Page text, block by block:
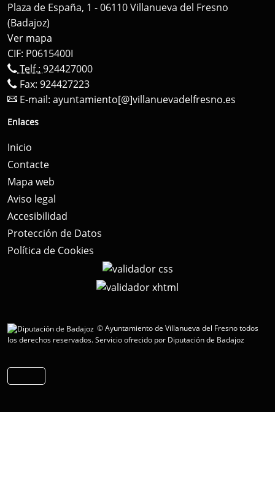
Plaza de España, 1 - 06110 Villanueva del Fresno
(Badajoz)
Ver mapa
CIF: P0615400I
Telf.: 924427000
Fax: 924427223
E-mail: ayuntamiento[@]villanuevadelfresno.es
Enlaces
Inicio
Contacte
Mapa web
Aviso legal
Accesibilidad
Protección de Datos
Política de Cookies
© Ayuntamiento de Villanueva del Fresno todos
los derechos reservados.Servicio ofrecido por Diputación de Badajoz